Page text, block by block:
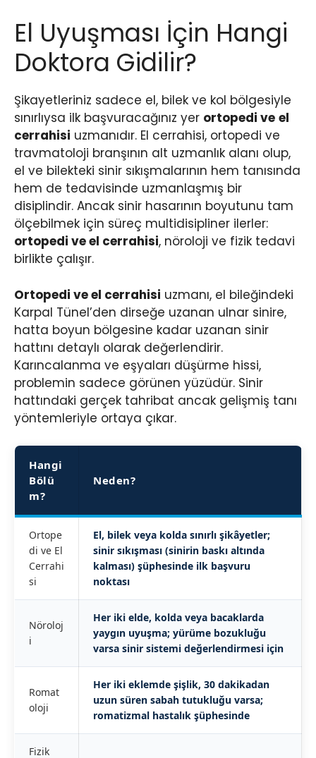
El Uyuşması İçin Hangi
Doktora Gidilir?
Şikayetleriniz sadece el, bilek ve kol bölgesiyle
sınırlıysa ilk başvuracağınız yer ortopedi ve el
cerrahisi uzmanıdır. El cerrahisi, ortopedi ve
travmatoloji branşının alt uzmanlık alanı olup,
el ve bilekteki sinir sıkışmalarının hem tanısında
hem de tedavisinde uzmanlaşmış bir
disiplindir. Ancak sinir hasarının boyutunu tam
ölçebilmek için süreç multidisipliner ilerler:
ortopedi ve el cerrahisi, nöroloji ve fizik tedavi
birlikte çalışır.
Ortopedi ve el cerrahisi uzmanı, el bileğindeki
Karpal Tünel’den dirseğe uzanan ulnar sinire,
hatta boyun bölgesine kadar uzanan sinir
hattını detaylı olarak değerlendirir.
Karıncalanma ve eşyaları düşürme hissi,
problemin sadece görünen yüzüdür. Sinir
hattındaki gerçek tahribat ancak gelişmiş tanı
yöntemleriyle ortaya çıkar.
Hangi
Bölü
m?
Neden?
Ortope
di ve El
Cerrahi
si
El, bilek veya kolda sınırlı şikâyetler;
sinir sıkışması (sinirin baskı altında
kalması) şüphesinde ilk başvuru
noktası
Nöroloj
i
Her iki elde, kolda veya bacaklarda
yaygın uyuşma; yürüme bozukluğu
varsa sinir sistemi değerlendirmesi için
Romat
oloji
Her iki eklemde şişlik, 30 dakikadan
uzun süren sabah tutukluğu varsa;
romatizmal hastalık şüphesinde
Fizik